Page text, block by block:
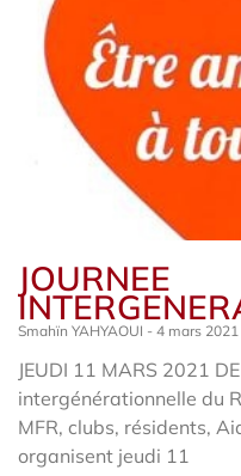
JOURNEE
Smahïn YAHYAOUI 4 mars 2021
JEUDI 11 MARS 2021
intergénérationnelle du
MFR, clubs, résidents,
organisent jeudi 11